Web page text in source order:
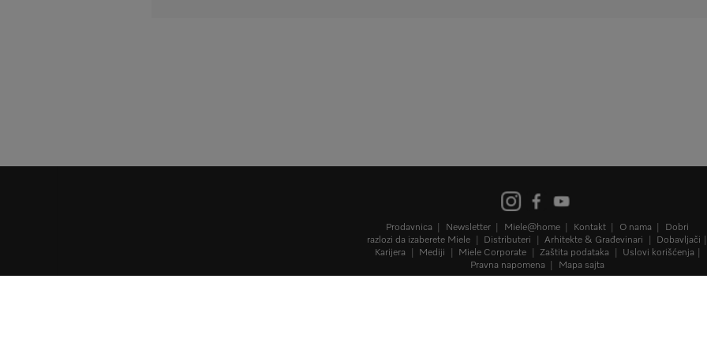
Prodavnica Newsletter Miele@home Kontakt O nama
Dobri
razlozi da izaberete Miele
Distributeri Arhitekte & Građevinari
Dobavljači
Karijera
Mediji Miele Corporate Zaštita podataka
Uslovi korišćenja
Pravna napomena
Mapa sajta